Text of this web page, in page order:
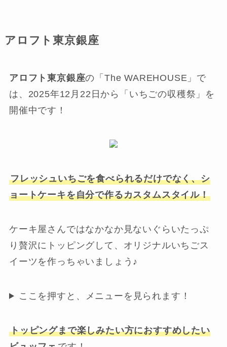
アロフト東京銀座
アロフト東京銀座の「The WAREHOUSE」で
は、2025年12月22日から「いちごの収穫祭」を
開催中です！
フレッシュいちごを食べられるだけでなく、シ
ョートケーキを自分で作るカスタムスタイル！
ケーキ屋さんではなかなか見ないぐらいたっぷ
り贅沢にトッピングして、オリジナルいちごス
イーツを作っちゃいましょう♪
ここを押すと、メニューを見られます！
トッピングまで楽しみたい方におすすめしたい